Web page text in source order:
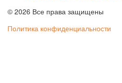
© 2026 Все права защищены
Политика конфиденциальности